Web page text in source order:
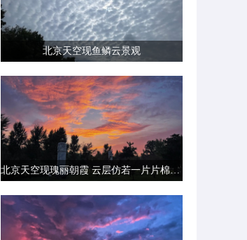
北京天空现鱼鳞云景观
北京天空现瑰丽朝霞 云层仿若一片片棉花糖